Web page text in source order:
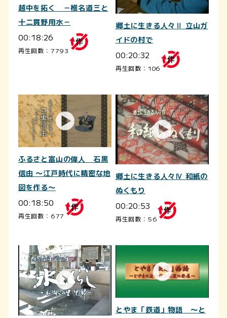
越中を拓く －椎名道三と
十二貫野用水－
00:18:26
再生回数：7793
郷土に生きる人々Ⅱ 立山ガ
イドの村で
00:20:32
再生回数：106
ふるさと富山の偉人 石黒
信由 ～江戸時代に精密な地
図を作る～
00:18:50
再生回数：677
郷土に生きる人々Ⅳ 和紙の
ぬくもり
00:20:53
再生回数：56
とやま「鉄道」物語 ～と